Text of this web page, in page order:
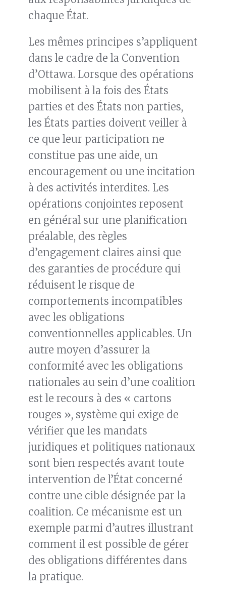
chaque État.
Les mêmes principes s’appliquent
dans le cadre de la Convention
d’Ottawa. Lorsque des opérations
mobilisent à la fois des États
parties et des États non parties,
les États parties doivent veiller à
ce que leur participation ne
constitue pas une aide, un
encouragement ou une incitation
à des activités interdites. Les
opérations conjointes reposent
en général sur une planification
préalable, des règles
d’engagement claires ainsi que
des garanties de procédure qui
réduisent le risque de
comportements incompatibles
avec les obligations
conventionnelles applicables. Un
autre moyen d’assurer la
conformité avec les obligations
nationales au sein d’une coalition
est le recours à des « cartons
rouges », système qui exige de
vérifier que les mandats
juridiques et politiques nationaux
sont bien respectés avant toute
intervention de l’État concerné
contre une cible désignée par la
coalition. Ce mécanisme est un
exemple parmi d’autres illustrant
comment il est possible de gérer
des obligations différentes dans
la pratique.